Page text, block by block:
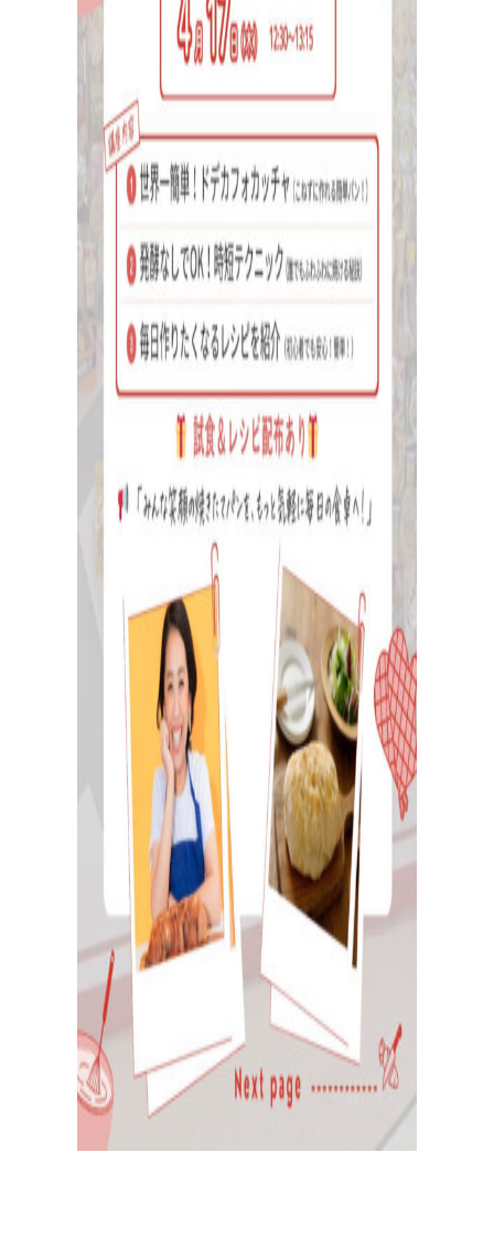
出張パン教室を開催中
資料請求・お問い合わせ/全国の日々パン先生が出張パ
ン教室に伺います。幼保施設を中心に小中学校や高校、
子供会や福祉施設・病院等様々な施設で開催可能！
買い 物
パン作りアイテムを購入！
大好評！パンが簡単に美味しく焼ける「麻衣子のMy
粉」、その他オリジナル商品からパン作りに役立つおす
すめアイテムまで購入可能。過去のオンライン講座レシ
ピ動画のご購入もこちら。
問 い合 せメル ガ登 録